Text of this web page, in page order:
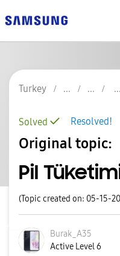
Turkey
Resolved!
Solved
Original topic:
Pil
(Topic created on: 05-15-
Burak_A35
Active Level 6